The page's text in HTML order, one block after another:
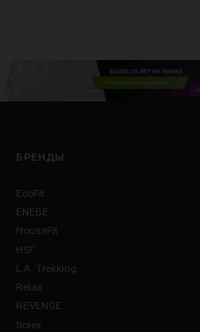
БРЕНДЫ
EcoFit
ENEBE
HouseFit
HSF
L.A. Trekking
Relax
REVENGE
Solex